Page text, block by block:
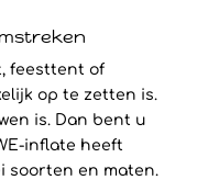
feesttent of
op te zetten is.
is. Dan bent u
inflate heeft
soorten en maten.